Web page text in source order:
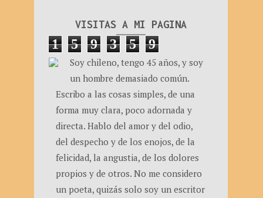
VISITAS A MI PAGINA
1 5 9 3 5 9
Soy chileno, tengo 45 años, y soy
un hombre demasiado común.
Escribo a las cosas simples, de una
forma muy clara, poco adornada y
directa. Hablo del amor y del odio,
del despecho y de los enojos, de la
felicidad, la angustia, de los dolores
propios y de otros. No me considero
un poeta, quizás solo soy un escritor